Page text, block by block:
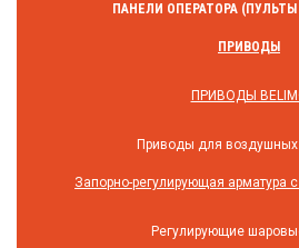
ПАНЕЛИ ОПЕРАТОРА
ПРИВОДЫ
ПРИВОДЫ
Приводы для воздушных
Запорно-регулирующая арматура
Регулирующие